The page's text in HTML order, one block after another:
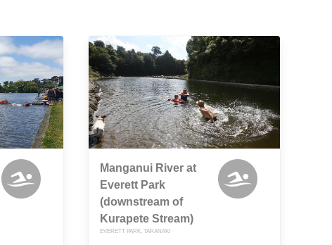
Manganui River at
Everett Park
(downstream of
Kurapete Stream)
EVERETT PARK, TARANAKI